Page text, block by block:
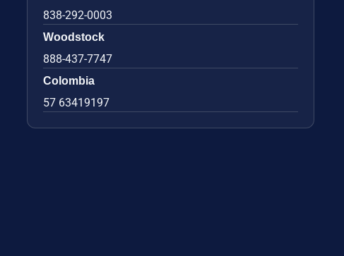
838-292-0003
Woodstock
888-437-7747
Colombia
57 63419197